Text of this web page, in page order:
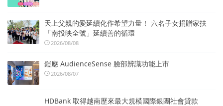
天上父親的愛延續化作希望力量！ 六名子女捐贈家扶
「南投映全號」延續善的循環
2026/08/08
鎧應 AudienceSense 臉部辨識功能上市
2026/08/07
HDBank 取得越南歷來最大規模國際銀團社會貸款